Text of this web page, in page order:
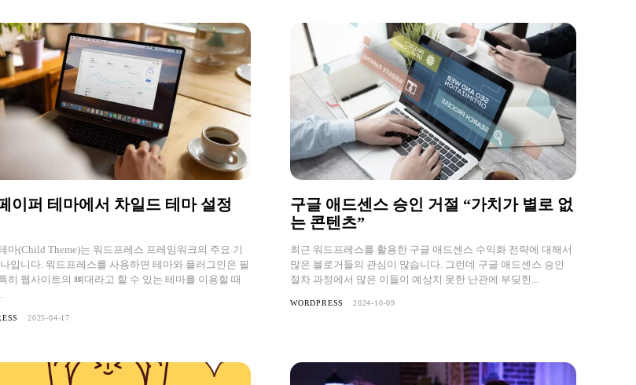
이퍼 테마에서 차일드 테마 설정
마(Child Theme)는 워드프레스 프레임워크의 주요 기
입니다. 워드프레스를 사용하면 테마와 플러그인은 필
히 웹사이트의 뼈대라고 할 수 있는 테마를 이용할 때
2025-04-17
구글 애드센스 승인 거절 “가치가 별로 없
는 콘텐츠”
최근 워드프레스를 활용한 구글 애드센스 수익화 전략에 대해서
많은 블로거들의 관심이 많습니다. 그런데 구글 애드센스 승인
절차 과정에서 많은 이들이 예상치 못한 난관에 부딪힌...
WORDPRESS 2024-10-09